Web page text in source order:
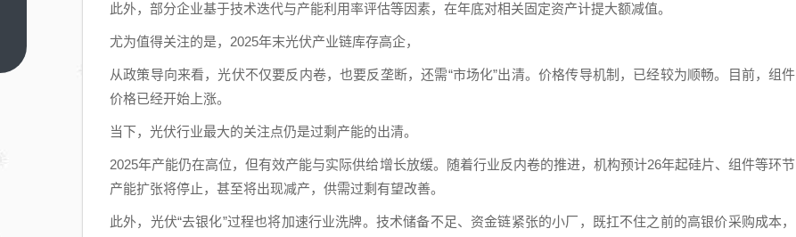
此外，部分企业基于技术迭代与产能利用率评估等因素，在年底对相关固定资产计提大额减值。
尤为值得关注的是，2025年末光伏产业链库存高企，
从政策导向来看，光伏不仅要反内卷，也要反垄断，还需“市场化”出清。价格传导机制，已经较为顺畅。目前，组件
价格已经开始上涨。
当下，光伏行业最大的关注点仍是过剩产能的出清。
2025年产能仍在高位，但有效产能与实际供给增长放缓。随着行业反内卷的推进，机构预计26年起硅片、组件等环节
产能扩张将停止，甚至将出现减产，供需过剩有望改善。
此外，光伏“去银化”过程也将加速行业洗牌。技术储备不足、资金链紧张的小厂，既扛不住之前的高银价采购成本，